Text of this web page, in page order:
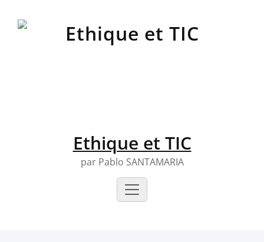
Ethique et TIC
par Pablo SANTAMARIA